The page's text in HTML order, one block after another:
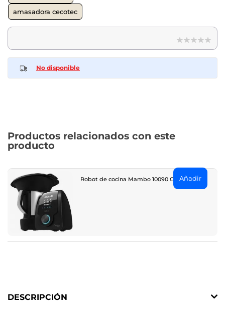
amasadora cecotec
No disponible
Productos relacionados con este
producto
Robot de cocina Mambo 10090 Cecotec
Añadir
DESCRIPCIÓN